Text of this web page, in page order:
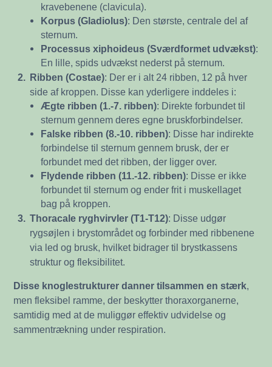
kravebenene (clavicula).
Korpus (Gladiolus): Den største, centrale del af
sternum.
Processus xiphoideus (Sværdformet udvækst):
En lille, spids udvækst nederst på sternum.
2. Ribben (Costae): Der er i alt 24 ribben, 12 på hver
side af kroppen. Disse kan yderligere inddeles i:
Ægte ribben (1.-7. ribben): Direkte forbundet til
sternum gennem deres egne bruskforbindelser.
Falske ribben (8.-10. ribben): Disse har indirekte
forbindelse til sternum gennem brusk, der er
forbundet med det ribben, der ligger over.
Flydende ribben (11.-12. ribben): Disse er ikke
forbundet til sternum og ender frit i muskellaget
bag på kroppen.
3. Thoracale ryghvirvler (T1-T12): Disse udgør
rygsøjlen i brystområdet og forbinder med ribbenene
via led og brusk, hvilket bidrager til brystkassens
struktur og fleksibilitet.
Disse knoglestrukturer danner tilsammen en stærk,
men fleksibel ramme, der beskytter thoraxorganerne,
samtidig med at de muliggør effektiv udvidelse og
sammentrækning under respiration.